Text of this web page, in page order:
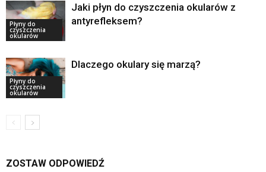
Płyny do
czyszczenia
okularów
Jaki płyn do czyszczenia okularów z
antyrefleksem?
Płyny do
czyszczenia
okularów
Dlaczego okulary się marzą?
ZOSTAW ODPOWIEDŹ